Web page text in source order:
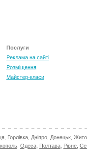
Послуги
Реклама на сайті
Розміщення
Майстер-класи
Горлівка Дніпро Донецьк
Одеса Полтава Рівне